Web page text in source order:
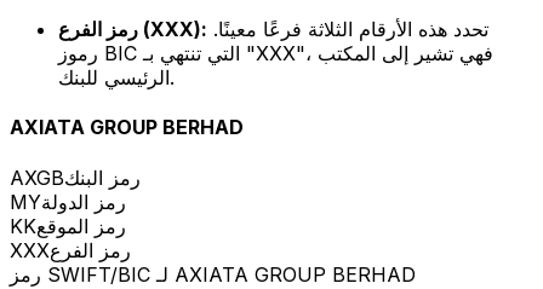
رمز الفرع (XXX):
رموز BIC التي تنتهي بـ "XXX"، فهي تشير إلى المكتب
الرئيسي للبنك.
AXIATA GROUP BERHAD
AXGBرمز البنك
MYرمز الدولة
KKرمز الموقع
XXXرمز الفرع
رمز SWIFT/BIC لـ AXIATA GROUP BERHAD